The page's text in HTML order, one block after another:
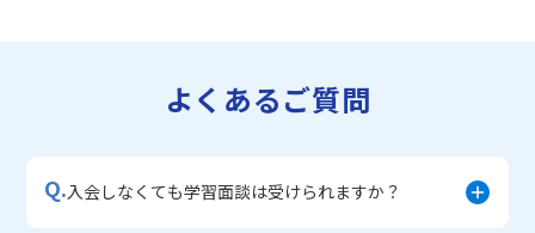
・宿題サポートコース
・学習習慣定着コース
よくあるご質問
Q.入会しなくても学習面談は受けられますか？